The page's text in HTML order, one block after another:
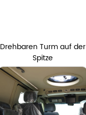
Drehbaren Turm auf der
Spitze